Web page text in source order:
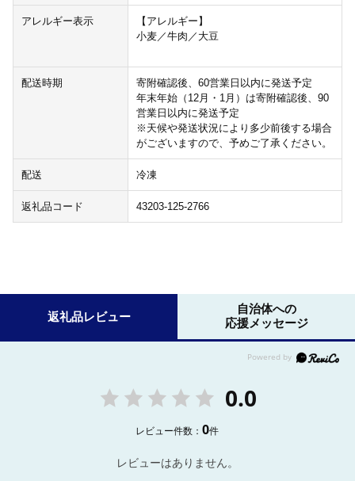
アレルギー表示
【アレルギー】
小麦／牛肉／大豆
配送時期
寄附確認後、60営業日以内に発送予定
年末年始（12月・1月）は寄附確認後、90
営業日以内に発送予定
※天候や発送状況により多少前後する場合
がございますので、予めご了承ください。
配送 冷凍
返礼品コード 43203-125-2766
返礼品レビュー
自治体への
応援メッセージ
0.0
レビュー件数：0件
レビューはありません。